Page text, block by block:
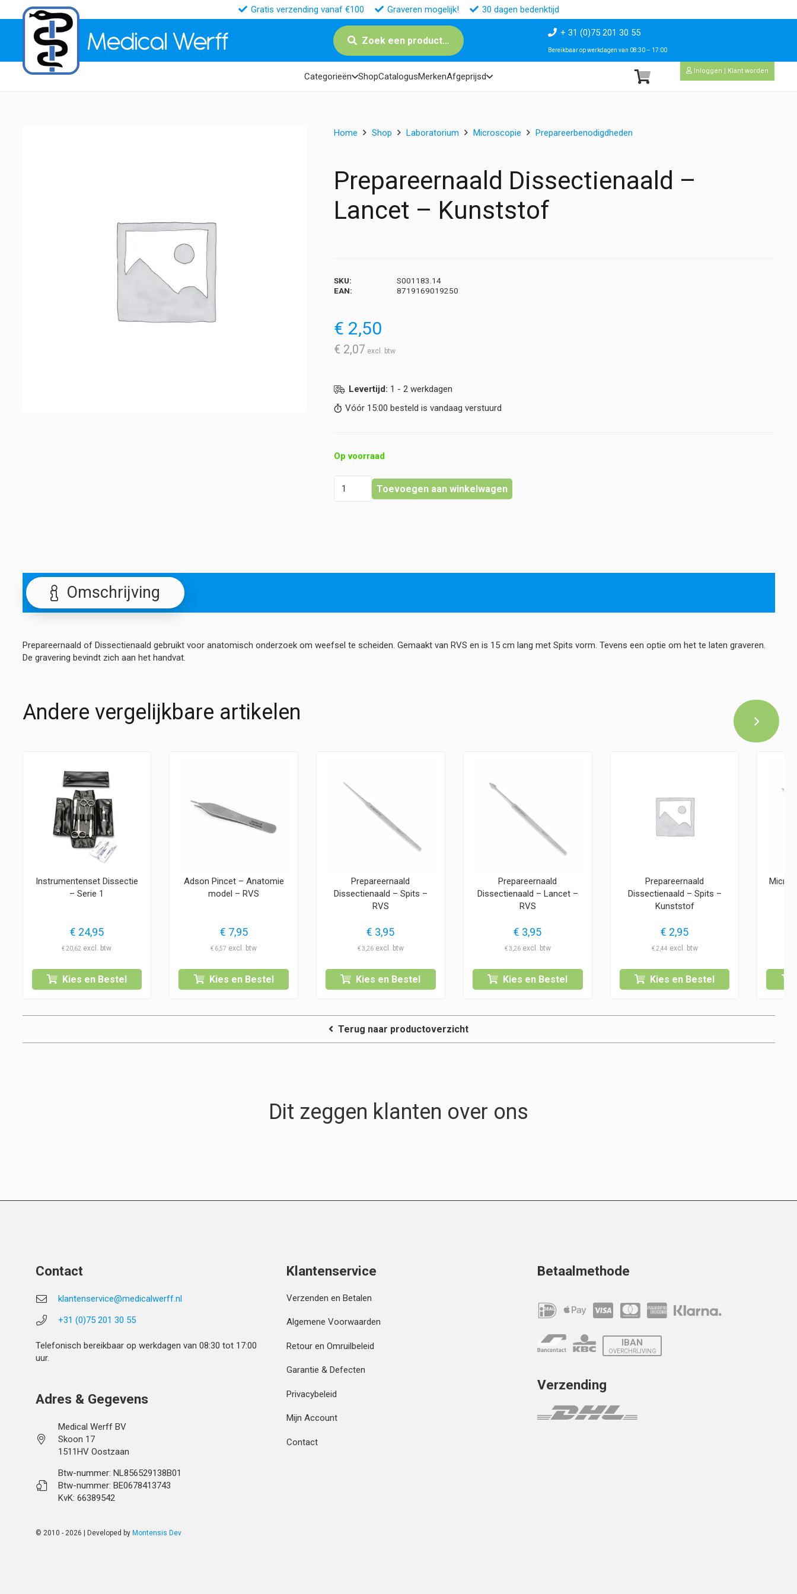
Gratis verzending vanaf €100 Graveren mogelijk! 30 dagen bedenktijd
MedicalWerff Zoek een product…
+ 31 (0)75 201 30 55
Bereikbaar op werkdagen van 08:30 – 17:00
Categorieën ShopCatalogusMerkenAfgeprijsd
Inloggen | Klant worden
Home Shop Laboratorium Microscopie Prepareerbenodigdheden
Prepareernaald Dissectienaald –
Lancet – Kunststof
SKU:
S001183.14
EAN:
8719169019250
€ 2,50
€ 2,07
Levertijd: 1 - 2 werkdagen
Vóór 15:00 besteld is vandaag verstuurd
Op voorraad
Prepareernaald
DissectienaaldToevoegen aan winkelwagen
Omschrijving
Prepareernaald of Dissectienaald gebruikt voor anatomisch onderzoek om weefsel te scheiden. Gemaakt van RVS en is 15 cm lang met Spits vorm. Tevens een optie om het te laten graveren.
De gravering bevindt zich aan het handvat.
Andere vergelijkbare artikelen
Instrumentenset Dissectie
– Serie 1
€ 24,95
€20,62
Kies en Bestel
Adson Pincet – Anatomie
model – RVS
€ 7,95
€ 6,57
Kies en Bestel
Prepareernaald
Dissectienaald – Spits –
RVS
€ 3,95
€3,26
Kies en Bestel
Prepareernaald
Dissectienaald – Lancet –
RVS
€ 3,95
€3,26
Kies en Bestel
Prepareernaald
Dissectienaald – Spits –
Kunststof
€ 2,95
€2,44
Kies en Bestel
Terug naar productoverzicht
Dit zeggen klanten over ons
Contact
klantenservice@medicalwerff.nl
+31 (0)75 201 30 55
Telefonisch bereikbaar op werkdagen van 08:30 tot 17:00
uur.
Adres & Gegevens
Medical Werff BV
Skoon 17
1511HV Oostzaan
Btw-nummer: NL856529138B01
Btw-nummer: BE0678413743
KvK: 66389542
© 2010 - 2026 | Developed by Montensis Dev
Klantenservice
Verzenden en Betalen
Algemene Voorwaarden
Retour en Omruilbeleid
Garantie & Defecten
Privacybeleid
Mijn Account
Contact
Betaalmethode
IBAN
OVERCHRIJVING
Verzending